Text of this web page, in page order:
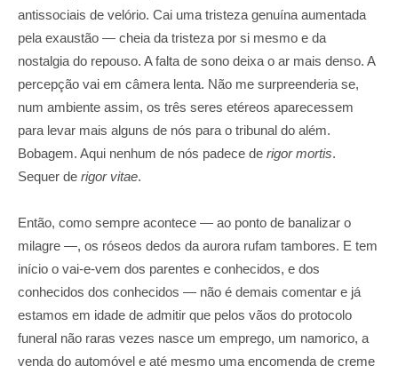
antissociais de velório. Cai uma tristeza genuína aumentada
pela exaustão — cheia da tristeza por si mesmo e da
nostalgia do repouso. A falta de sono deixa o ar mais denso. A
percepção vai em câmera lenta. Não me surpreenderia se,
num ambiente assim, os três seres etéreos aparecessem
para levar mais alguns de nós para o tribunal do além.
Bobagem. Aqui nenhum de nós padece de rigor mortis.
Sequer de rigor vitae.
Então, como sempre acontece — ao ponto de banalizar o
milagre —, os róseos dedos da aurora rufam tambores. E tem
início o vai-e-vem dos parentes e conhecidos, e dos
conhecidos dos conhecidos — não é demais comentar e já
estamos em idade de admitir que pelos vãos do protocolo
funeral não raras vezes nasce um emprego, um namorico, a
venda do automóvel e até mesmo uma encomenda de creme